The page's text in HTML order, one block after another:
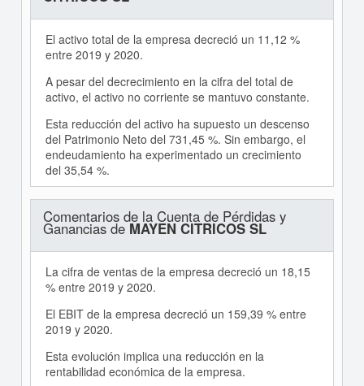
El activo total de la empresa decreció un 11,12 %
entre 2019 y 2020.
A pesar del decrecimiento en la cifra del total de
activo, el activo no corriente se mantuvo constante.
Esta reducción del activo ha supuesto un descenso
del Patrimonio Neto del 731,45 %. Sin embargo, el
endeudamiento ha experimentado un crecimiento
del 35,54 %.
Comentarios de la Cuenta de Pérdidas y
Ganancias deMAYEN CITRICOS SL
La cifra de ventas de la empresa decreció un 18,15
% entre 2019 y 2020.
El EBIT de la empresa decreció un 159,39 % entre
2019 y 2020.
Esta evolución implica una reducción en la
rentabilidad económica de la empresa.